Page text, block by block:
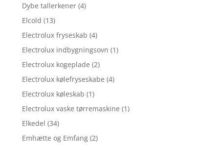
Dybe tallerkener (4)
Elcold (13)
Electrolux fryseskab (4)
Electrolux indbygningsovn (1)
Electrolux kogeplade (2)
Electrolux kølefryseskabe (4)
Electrolux køleskab (1)
Electrolux vaske tørremaskine (1)
Elkedel (34)
Emhætte og Emfang (2)